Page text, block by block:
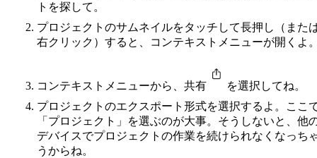
トを探して。
プロジェクトのサムネイルをタッチして長押し（また
右クリック）すると、コンテキストメニューが開くよ
コンテキストメニューから、共有
を選択してね。
プロジェクトのエクスポート形式を選択するよ。ここ
「プロジェクト」を選ぶのが大事。そうしないと、他
デバイスでプロジェクトの作業を続けられなくなっち
うからね。